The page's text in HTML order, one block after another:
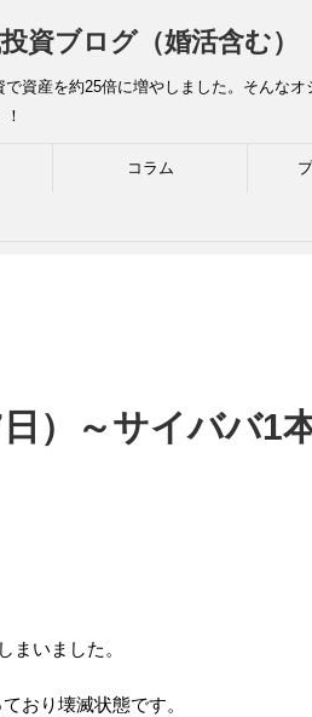
資ブログ（婚活含む）
資産を約25倍に増やしました。そんな
コラム
）～サイババ1
まいました。
おり壊滅状態です。